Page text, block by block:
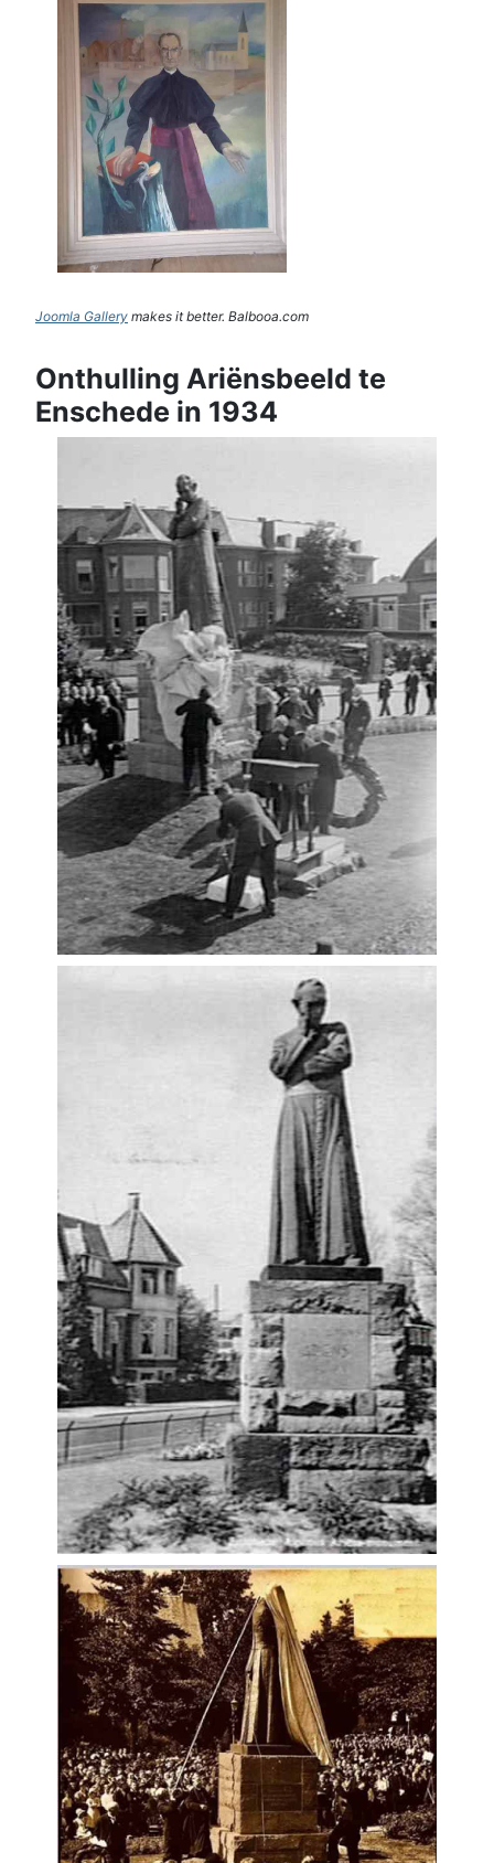
Joomla Gallery makes it better. Balbooa.com
Onthulling Ariënsbeeld te
Enschede in 1934